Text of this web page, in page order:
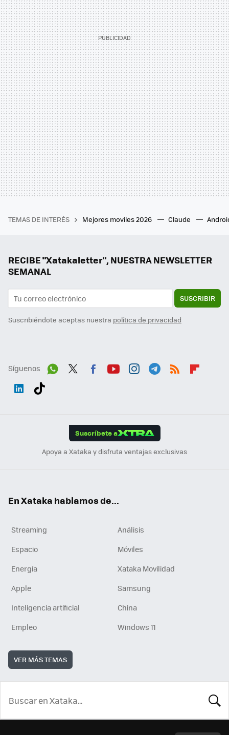
TEMAS DE INTERÉS Mejores moviles 2026 Claude
RECIBE "Xatakaletter", NUESTRA NEWSLETTER
SEMANAL
SUSCRIBIR
Suscribiéndote aceptas nuestra política de privacidad
Síguenos
Suscríbete a
Apoya a Xataka y disfruta ventajas exclusivas
En Xataka hablamos de...
Streaming
Análisis
Espacio
Móviles
Energía
Xataka Movilidad
Apple
Samsung
Inteligencia artificial
China
Empleo
Windows 11
VER MÁS TEMAS